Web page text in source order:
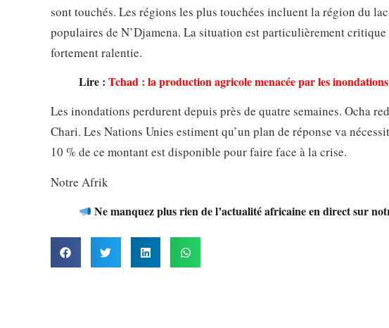
sont touchés. Les régions les plus touchées incluent la région du
populaires de N’Djamena. La situation est particulièrement
fortement ralentie.
Lire : Tchad : la production agricole menacée par les inondations
Les inondations perdurent depuis près de quatre semaines. Ocha
Chari. Les Nations Unies estiment qu’un plan de réponse va
10 % de ce montant est disponible pour faire face à la crise.
Notre Afrik
Ne manquez plus rien de l’actualité africaine en direct sur